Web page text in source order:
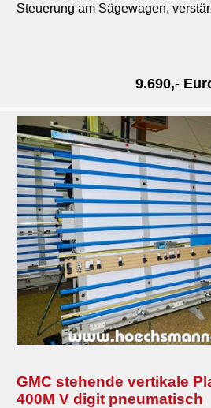
Steuerung am Sägewagen,
9.690,-
GMC stehende vertikale
400M V digit pneumatisch